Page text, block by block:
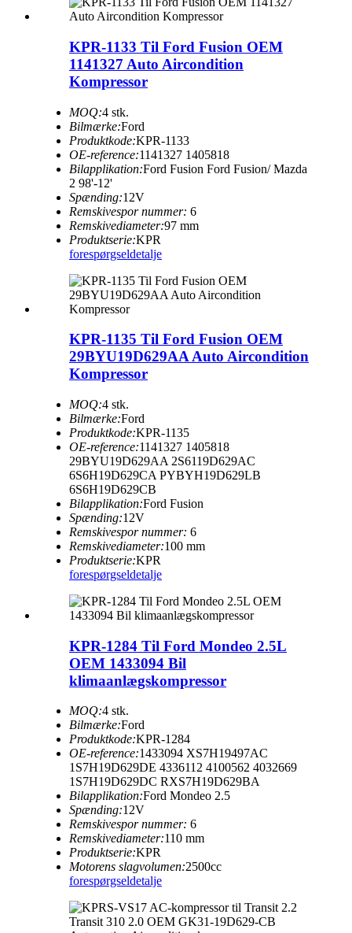
KPR-1133 Til Ford Fusion OEM
1141327 Auto Aircondition
Kompressor
MOQ:4 stk.
Bilmærke:Ford
Produktkode:KPR-1133
OE-reference:1141327 1405818
Bilapplikation:Ford Fusion Ford Fusion/ Mazda
2 98'-12'
Spænding:12V
Remskivespor nummer: 6
Remskivediameter:97 mm
Produktserie:KPR
forespørgseldetalje
KPR-1135 Til Ford Fusion OEM
29BYU19D629AA Auto Aircondition
Kompressor
MOQ:4 stk.
Bilmærke:Ford
Produktkode:KPR-1135
OE-reference:1141327 1405818
29BYU19D629AA 2S6119D629AC
6S6H19D629CA PYBYH19D629LB
6S6H19D629CB
Bilapplikation:Ford Fusion
Spænding:12V
Remskivespor nummer: 6
Remskivediameter:100 mm
Produktserie:KPR
forespørgseldetalje
KPR-1284 Til Ford Mondeo 2.5L
OEM 1433094 Bil
klimaanlægskompressor
MOQ:4 stk.
Bilmærke:Ford
Produktkode:KPR-1284
OE-reference:1433094 XS7H19497AC
1S7H19D629DE 4336112 4100562 4032669
1S7H19D629DC RXS7H19D629BA
Bilapplikation:Ford Mondeo 2.5
Spænding:12V
Remskivespor nummer: 6
Remskivediameter:110 mm
Produktserie:KPR
Motorens slagvolumen:2500cc
forespørgseldetalje